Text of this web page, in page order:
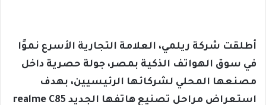
أطلقت شركة ريلمي، العلامة التجارية الأسرع نموًا
في سوق الهواتف الذكية بمصر، جولة حصرية داخل
مصنعها المحلي لشركائها الرئيسيين، بهدف
استعراض مراحل تصنيع هاتفها الجديد realme C85